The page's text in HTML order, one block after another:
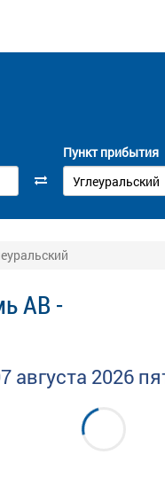
Пункт прибытия
АВ -
августа 2026